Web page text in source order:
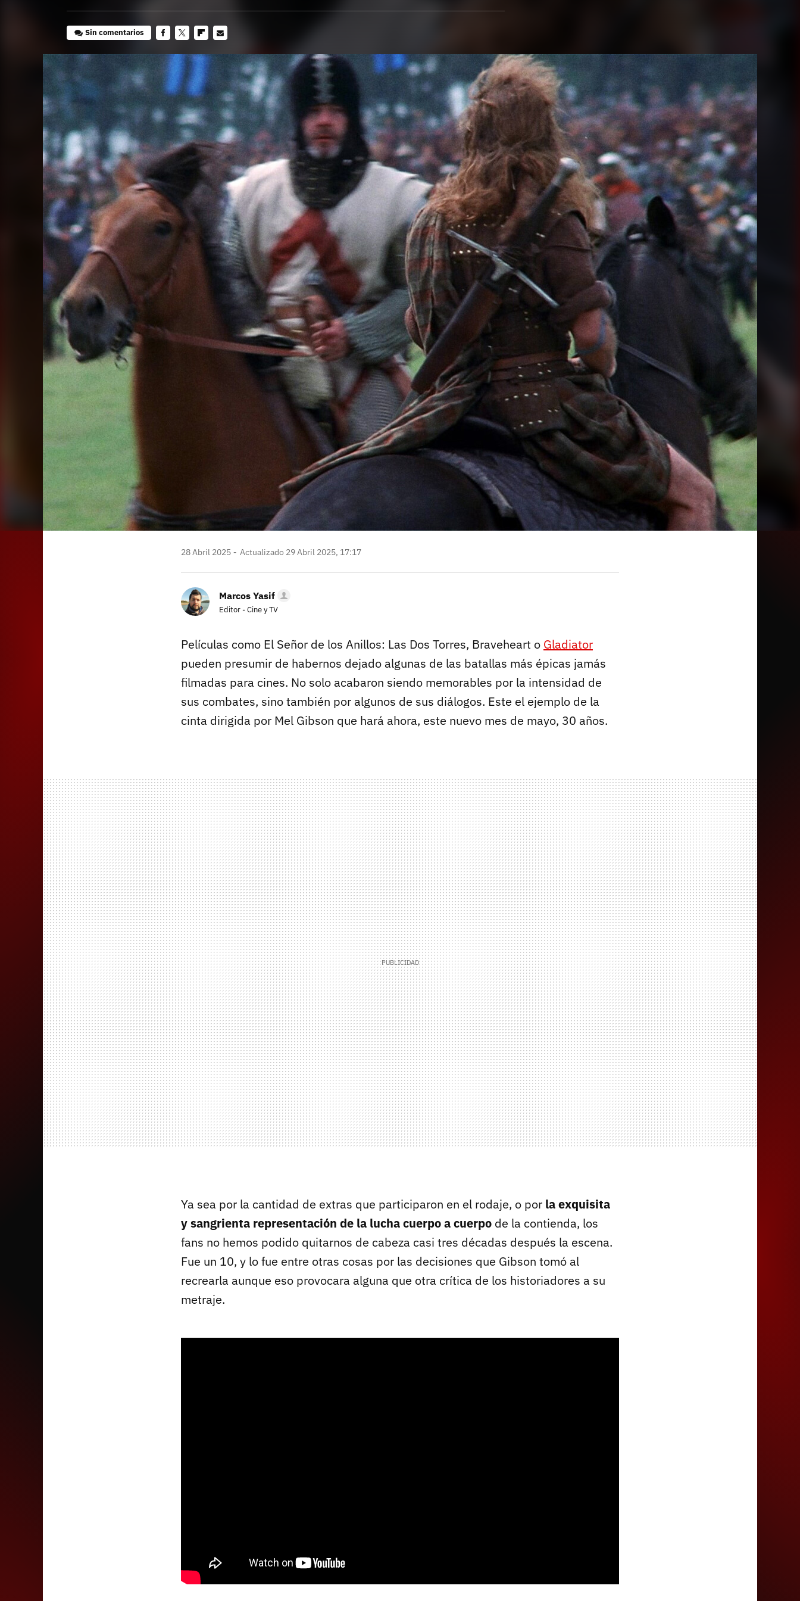
Sin comentarios
28 Abril 2025 Actualizado 29 Abril 2025, 17:17
Marcos Yasif
Editor - Cine y TV
Películas como El Señor de los Anillos: Las Dos Torres, Braveheart o Gladiator
pueden presumir de habernos dejado algunas de las batallas más épicas jamás
filmadas para cines. No solo acabaron siendo memorables por la intensidad de
sus combates, sino también por algunos de sus diálogos. Este el ejemplo de la
cinta dirigida por Mel Gibson que hará ahora, este nuevo mes de mayo, 30 años.
Ya sea por la cantidad de extras que participaron en el rodaje, o por la exquisita
y sangrienta representación de la lucha cuerpo a cuerpo de la contienda, los
fans no hemos podido quitarnos de cabeza casi tres décadas después la escena.
Fue un 10, y lo fue entre otras cosas por las decisiones que Gibson tomó al
recrearla aunque eso provocara alguna que otra crítica de los historiadores a su
metraje.